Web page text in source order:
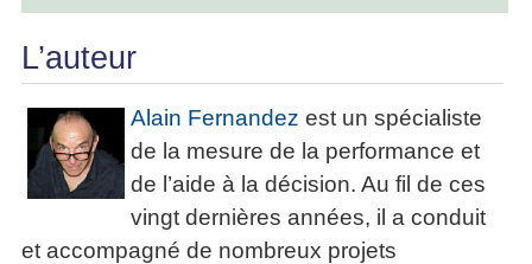
L’auteur
Alain Fernandez est un spécialiste
de la mesure de la performance et
de l’aide à la décision. Au fil de ces
vingt dernières années, il a conduit
et accompagné de nombreux projets